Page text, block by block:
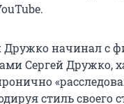
начинал с
Сергей Дружко,
стиль своего